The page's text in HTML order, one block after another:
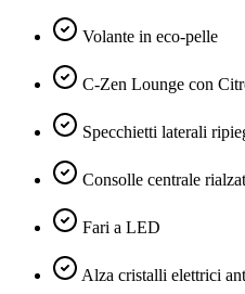
Volante in eco-pelle
C-Zen Lounge con
Specchietti laterali
Consolle centrale
Fari a LED
Alza cristalli elettrici